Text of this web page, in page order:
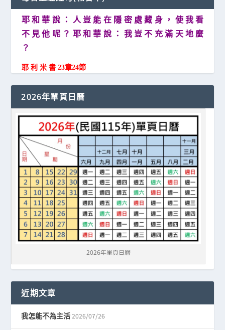
耶 和 華 說 ： 人 豈 能 在 隱 密 處 藏 身 ， 使 我 看
不 見 他 呢 ？ 耶 和 華 說 ： 我 豈 不 充 滿 天 地 麼
？
耶 利 米 書 23章24節
2026年單頁日曆
2026年單頁日曆
近期文章
我怎能不為主活 2026/07/26